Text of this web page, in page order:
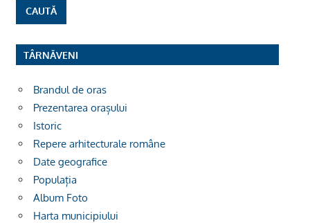
TÂRNĂVENI
Brandul de oras
Prezentarea orașului
Istoric
Repere arhitecturale române
Date geografice
Populația
Album Foto
Harta municipiului